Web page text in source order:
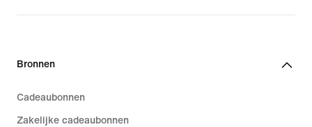
Bronnen
Cadeaubonnen
Zakelijke cadeaubonnen